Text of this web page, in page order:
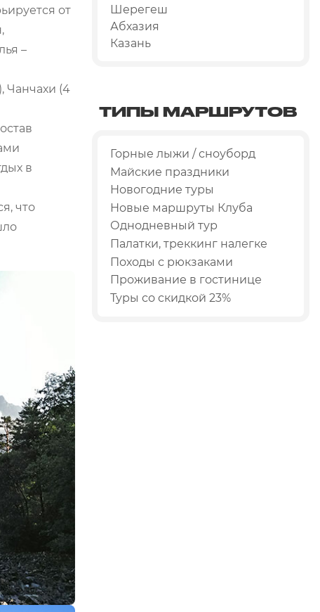
от
–
Чанчахи (4
в
что
Шерегеш
Абхазия
Казань
ТИПЫ МАРШРУТОВ
Горные лыжи / сноуборд
Майские праздники
Новогодние туры
Новые маршруты Клуба
Однодневный тур
Палатки, треккинг налегке
Походы с рюкзаками
Проживание в гостинице
Туры со скидкой 23%